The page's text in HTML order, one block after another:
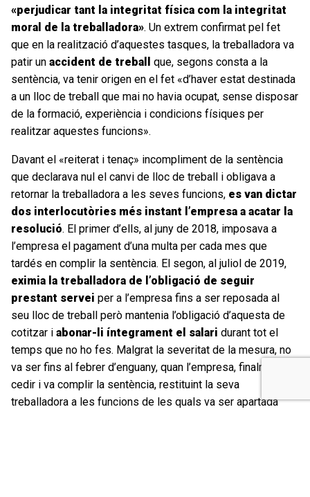
«perjudicar tant la integritat física com la integritat
moral de la treballadora». Un extrem confirmat pel fet
que en la realització d’aquestes tasques, la treballadora va
patir un accident de treball
que, segons consta a la
sentència, va tenir origen en el fet «d’haver estat destinada
a un lloc de treball que mai no havia ocupat, sense disposar
de la formació, experiència i condicions físiques per
realitzar aquestes funcions».
Davant el «reiterat i tenaç» incompliment de la sentència
que declarava nul el canvi de lloc de treball i obligava a
retornar la treballadora a les seves funcions, es van dictar
dos interlocutòries més instant l’empresa a acatar la
resolució. El primer d’ells, al juny de 2018, imposava a
l’empresa el pagament d’una multa per cada mes que
tardés en complir la sentència. El segon, al juliol de 2019,
eximia la treballadora de l’obligació de seguir
prestant servei per a l’empresa fins a ser reposada al
seu lloc de treball però mantenia l’obligació d’aquesta de
cotitzar i abonar-li íntegrament el salari durant tot el
temps que no ho fes. Malgrat la severitat de la mesura, no
va ser fins al febrer d’enguany, quan l’empresa, finalment, va
cedir i va complir la sentència, restituint la seva
treballadora a les funcions de les quals va ser apartada